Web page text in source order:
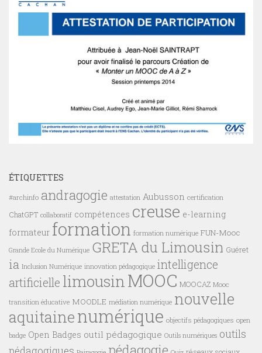
ÉTIQUETTES
#archinfo andragogie attestation Aubusson certification
ChatGPT collaboratif compétences creuse e-learning
formateur formation formation numérique FUN-Mooc
Grande Ecole du Numérique GRETA du Limousin Guéret
ia Inclusion Numérique innovation pédagogique intelligence
artificielle limousin MOOC MOOCAZ Mooc
transition éducative MOODLE médiation numérique nouvelle
aquitainenumérique objectifs pédagogiques open
badge Open Badges outil pédagogique Outils numériques outils
pédagogie